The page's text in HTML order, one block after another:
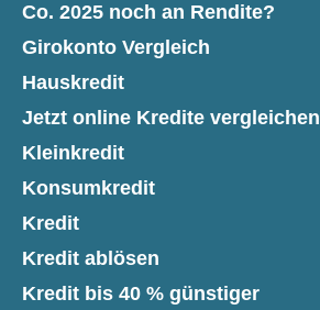
Co. 2025 noch an Rendite?
Girokonto Vergleich
Hauskredit
Jetzt online Kredite vergleichen
Kleinkredit
Konsumkredit
Kredit
Kredit ablösen
Kredit bis 40 % günstiger